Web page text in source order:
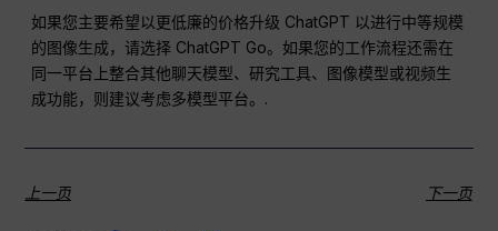
如果您主要希望以更低廉的价格升级 ChatGPT 以进行中等规模
的图像生成，请选择 ChatGPT Go。如果您的工作流程还需在
同一平台上整合其他聊天模型、研究工具、图像模型或视频生
成功能，则建议考虑多模型平台。.
上一页 下一页